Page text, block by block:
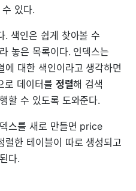
있다.
. 색인은 쉽게 찾아볼 수
놓은 목록이다. 인덱스는
에 대한 색인이라고 생각하면
로 데이터를 정렬해 검색
할 수 있도록 도와준다.
스를 새로 만들면 price
렬한 테이블이 따로 생성되고
다.